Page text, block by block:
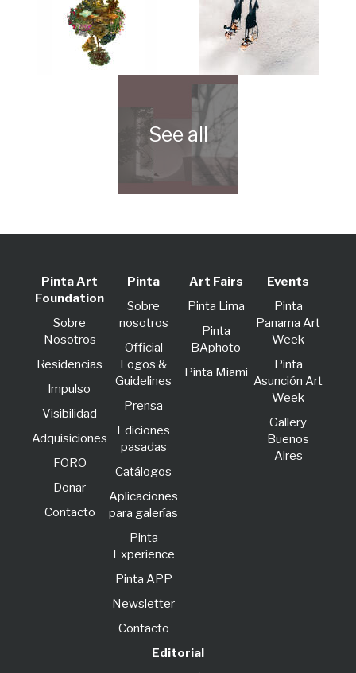
Pinta Art
Foundation
Sobre
Nosotros
Residencias
lmpulso
Visibilidad
Adquisiciones
FORO
Donar
Contacto
Pinta
Sobre
nosotros
Official
Logos &
Guidelines
Prensa
Ediciones
pasadas
Catálogos
Aplicaciones
para galerías
Pinta
Experience
Pinta APP
Newsletter
Contacto
Art Fairs
Pinta Lima
Pinta
BAphoto
Pinta Miami
Events
Pinta
Panama Art
Week
Pinta
Asunción Art
Week
Gallery
Buenos
Aires
Editorial